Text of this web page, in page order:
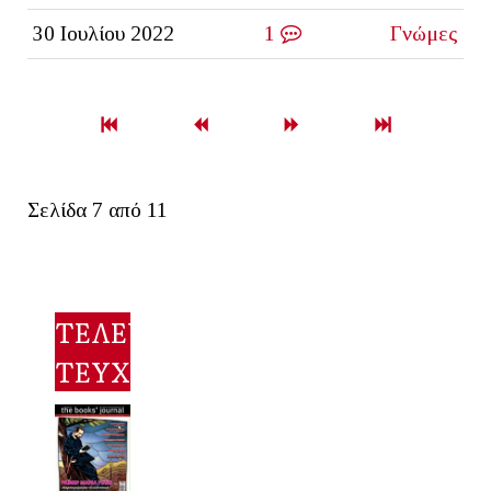
30 Ιουλίου 2022 1 Γνώμες
Σελίδα 7 από 11
ΤΕΛΕΥΤΑΙΟ
ΤΕΥΧΟΣ